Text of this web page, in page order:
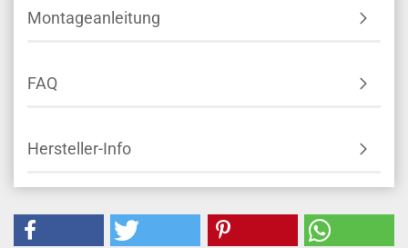
Montageanleitung
FAQ
Hersteller-Info